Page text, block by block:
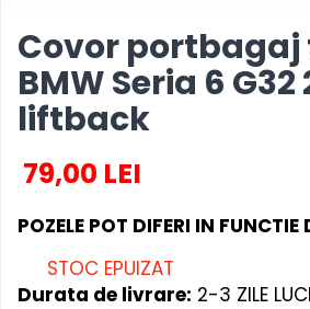
PEUGEOT
RENAULT
SEAT
SKODA
VOLKSWAGEN
VOLVO
STICKERE STALPI
TOP VANZARI
TRICOURI AMUZANTE
TRICOURI ANIVERSARE
TRICOURI CU MESAJE
TRICOURI CU PROFESII
TRICOURI CUPLURI/TINERI
TRICOURI IUBITORI DE CAINI
Covor
BMW Seria 6 G32
liftback
79,00 LEI
POZELE POT DIFERI IN FUNCTIE
STOC EPUIZAT
Durata de livrare: 2-3 ZILE